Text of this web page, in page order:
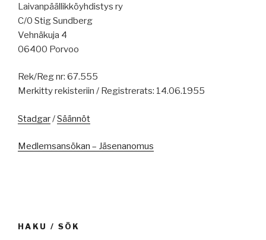
Laivanpäällikköyhdistys ry
C/0 Stig Sundberg
Vehnäkuja 4
06400 Porvoo
Rek/Reg nr: 67.555
Merkitty rekisteriin / Registrerats: 14.06.1955
Stadgar/Säännöt
Medlemsansökan – Jäsenanomus
HAKU / SÖK